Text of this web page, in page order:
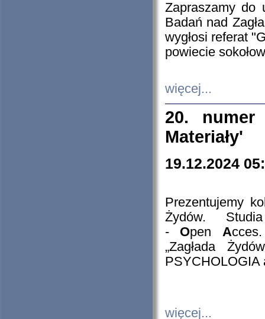
Zapraszamy do
Badań nad
wygłosi referat
powiecie
więcej...
20. numer
Materiały'
19.12.2024
Prezentujemy
Żydów.
- Open A
„Zagłada
PSYCHOLOGIA
więcej...